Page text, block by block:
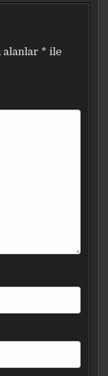
alanlar * ile